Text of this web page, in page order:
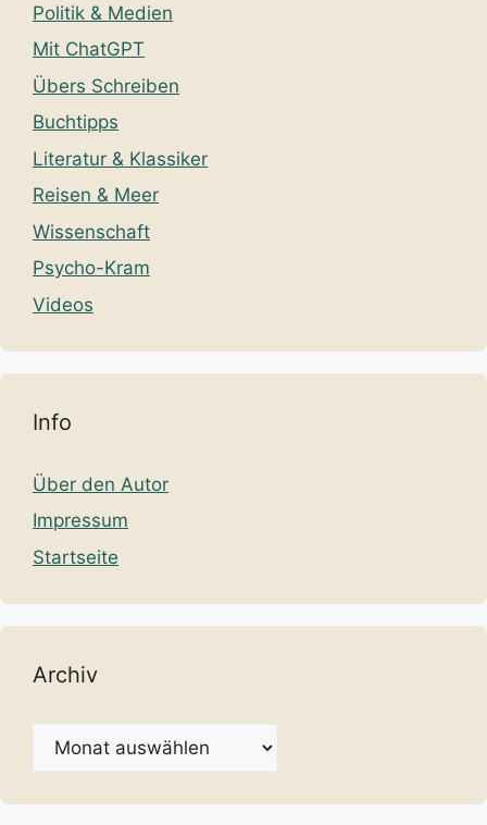
Politik & Medien
Mit ChatGPT
Übers Schreiben
Buchtipps
Literatur & Klassiker
Reisen & Meer
Wissenschaft
Psycho-Kram
Videos
Info
Über den Autor
Impressum
Startseite
Archiv
Archiv